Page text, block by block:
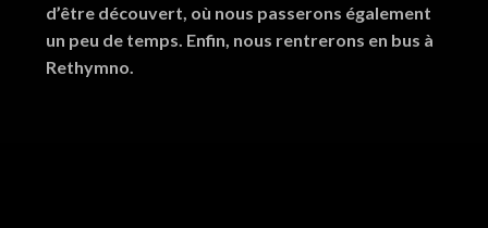
d’être découvert, où nous passerons également
un peu de temps. Enfin, nous rentrerons en bus à
Rethymno.